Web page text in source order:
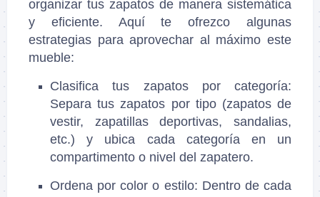
organizar tus zapatos de manera sistemática
y eficiente. Aquí te ofrezco algunas
estrategias para aprovechar al máximo este
mueble:
Clasifica tus zapatos por categoría:
Separa tus zapatos por tipo (zapatos de
vestir, zapatillas deportivas, sandalias,
etc.) y ubica cada categoría en un
compartimento o nivel del zapatero.
Ordena por color o estilo: Dentro de cada